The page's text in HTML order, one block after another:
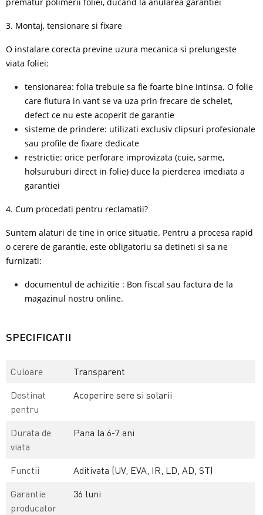
3. Montaj, tensionare si fixare
O instalare corecta previne uzura mecanica si prelungeste
viata foliei:
tensionarea: folia trebuie sa fie foarte bine intinsa. O folie
care flutura in vant se va uza prin frecare de schelet,
defect ce nu este acoperit de garantie
sisteme de prindere: utilizati exclusiv clipsuri profesionale
sau profile de fixare dedicate
restrictie: orice perforare improvizata (cuie, sarme,
holsuruburi direct in folie) duce la pierderea imediata a
garantiei
4. Cum procedati pentru reclamatii?
Suntem alaturi de tine in orice situatie. Pentru a procesa rapid
o cerere de garantie, este obligatoriu sa detineti si sa ne
furnizati:
documentul de achizitie : Bon fiscal sau factura de la
magazinul nostru online.
SPECIFICATII
Culoare
Transparent
Destinat
pentru
Acoperire sere si solarii
Durata de
viata
Pana la 6-7 ani
Functii
Aditivata (UV, EVA, IR, LD, AD, ST)
Garantie
producator
36 luni